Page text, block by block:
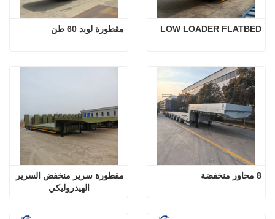
مقطورة لوبد 60 طن LOW LOADER FLATBED
الهيدروليكي
8 محاور منخفضة